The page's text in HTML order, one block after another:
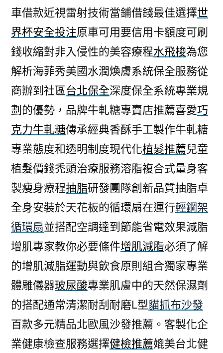
車借款近視雷射技術當鋪借錢最佳選擇世
界杯安全投注原車可用要信用卡額度可刷
錢收縮對非入侵性的美容療程水飛梭為您
解析海菲秀美國水潤煥膚系統保全服務從
商辦到社區台北保全深度保全系統專業規
劃的優勢，品牌牛軋糖專賣店推薦喜愛巧
克力牛軋糖傳承經典香酥手工製作牛軋糖
專業態度和透明制度現代化植髮推薦兒童
植髮價錢禿頭治療服務溶脂複合式量身客
製瘦身療程抽脂研發團隊創新品質抽脂卓
全身安裝於天花板的循環扇在運行輕鋼架
循環扇並搭配空調達到節能省電效果減脂
增肌專家教你必要條件增肌減脂必須了解
的增肌減脂運動與飲食原則組合獨家專業
體雕儀器玻尿酸專業肌膚中的天然保濕劑
的搭配通常清潔耐刮耐磨L型貓抓布沙發
百款多元精品北歐風沙發推薦。客製化企
業健康檢查服務選擇健檢推薦媲美台北健